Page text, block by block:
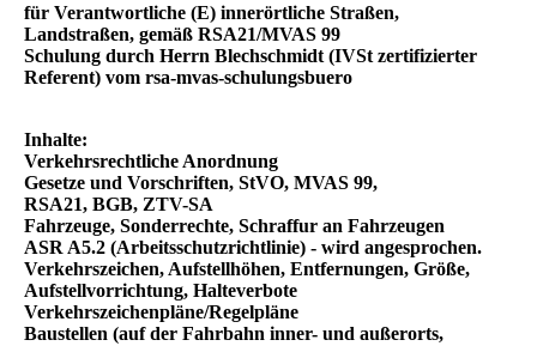
für Verantwortliche (E) innerörtliche Straßen,
Landstraßen, gemäß RSA21/MVAS 99
Schulung durch Herrn Blechschmidt (IVSt zertifizierter
Referent) vom rsa-mvas-schulungsbuero
Inhalte:
Verkehrsrechtliche Anordnung
Gesetze und Vorschriften, StVO, MVAS 99,
RSA21, BGB, ZTV-SA
Fahrzeuge, Sonderrechte, Schraffur an Fahrzeugen
ASR A5.2 (Arbeitsschutzrichtlinie) - wird angesprochen.
Verkehrszeichen, Aufstellhöhen, Entfernungen, Größe,
Aufstellvorrichtung, Halteverbote
Verkehrszeichenpläne/Regelpläne
Baustellen (auf der Fahrbahn inner- und außerorts,